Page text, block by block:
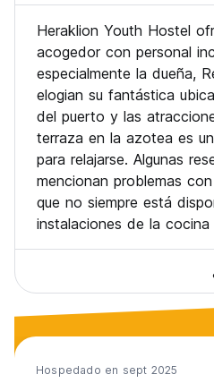
Heraklion Youth Hostel
acogedor con personal
especialmente la dueña,
elogian su fantástica
del puerto y las
terraza en la azotea es
para relajarse. Algunas
mencionan problemas
que no siempre está
instalaciones de la cocina
Hospedado en sept 2025